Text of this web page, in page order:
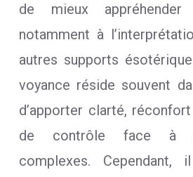
de mieux appréhender
notamment à
autres supports
voyance réside souvent
d’apporter clarté,
de contrôle face à
complexes. Cependant,